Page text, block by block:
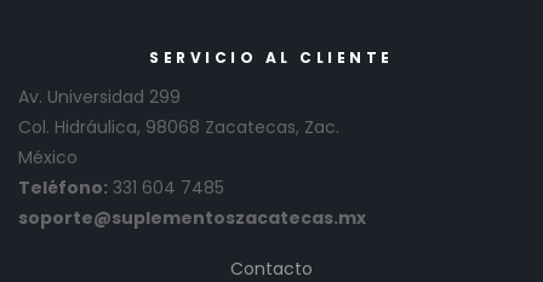
SERVICIO AL CLIENTE
Av. Universidad 299
Col. Hidráulica, 98068 Zacatecas, Zac.
México
Teléfono: 331 604 7485
soporte@suplementoszacatecas.mx
Contacto